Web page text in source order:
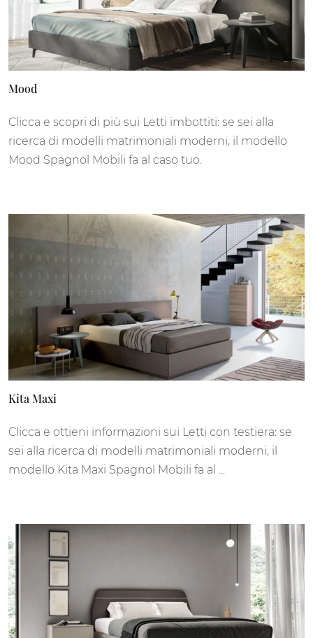
Mood
Clicca e scopri di più sui Letti imbottiti: se sei alla
ricerca di modelli matrimoniali moderni, il modello
Mood Spagnol Mobili fa al caso tuo.
Kita Maxi
Clicca e ottieni informazioni sui Letti con testiera: se
sei alla ricerca di modelli matrimoniali moderni, il
modello Kita Maxi Spagnol Mobili fa al ...